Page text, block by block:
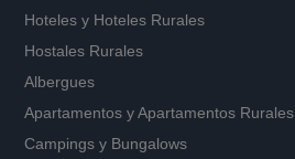
Hoteles y Hoteles Rurales
Hostales Rurales
Albergues
Apartamentos yApartamentos Rurales
Campings y Bungalows